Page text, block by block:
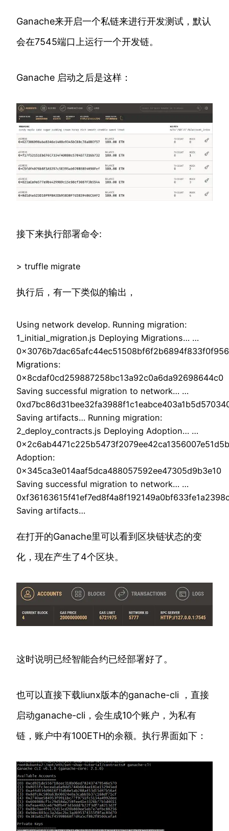
Ganache来开启一个私链来进行开发测试，默认
会在7545端口上运行一个开发链。
Ganache 启动之后是这样：
接下来执行部署命令:
> truffle migrate
执行后，有一下类似的输出，
Using network develop. Running migration:
1_initial_migration.js Deploying Migrations… …
Migrations:
0x8cdaf0cd259887258bc13a92c0a6da92698644c0
Saving successful migration to network… …
Saving artifacts… Running migration:
2_deploy_contracts.js Deploying Adoption… …
Adoption:
0x345ca3e014aaf5dca488057592ee47305d9b3e10
Saving successful migration to network… …
Saving artifacts…
在打开的Ganache里可以看到区块链状态的变
化，现在产生了4个区块。
这时说明已经智能合约已经部署好了。
也可以直接下载liunx版本的ganache-cli ，直接
启动ganache-cli，会生成10个账户，为私有
链，账户中有100ETH的余额。执行界面如下：